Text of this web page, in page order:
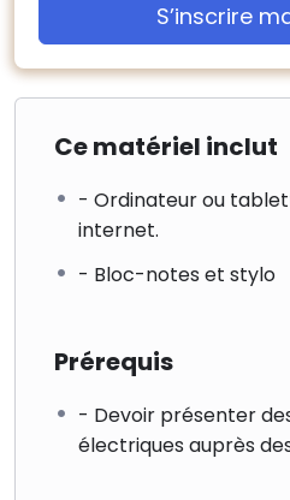
S’inscrire
Ce matériel inclut
- Ordinateur ou
internet.
- Bloc-notes et stylo
Prérequis
- Devoir présenter
électriques auprès